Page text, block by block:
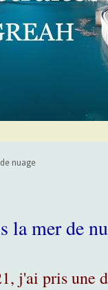
nuage
la mer de
j'ai pris une